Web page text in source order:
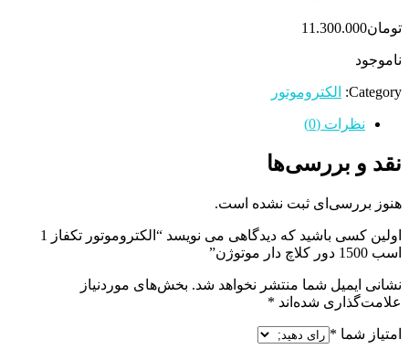
تومان11.300.000
ناموجود
Category: الکتروموتور
نظرات (0)
نقد و بررسی‌ها
هنوز بررسی‌ای ثبت نشده است.
اولین کسی باشید که دیدگاهی می نویسد “الکتروموتور تکفاز 1
اسب 1500 دور کلاچ دار موتوژن”
نشانی ایمیل شما منتشر نخواهد شد. بخش‌های موردنیاز
علامت‌گذاری شده‌اند *
امتیاز شما *